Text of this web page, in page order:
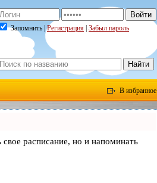
Запомнить |Регистрация Забыл пароль
В избранное
расписание, но и напоминать